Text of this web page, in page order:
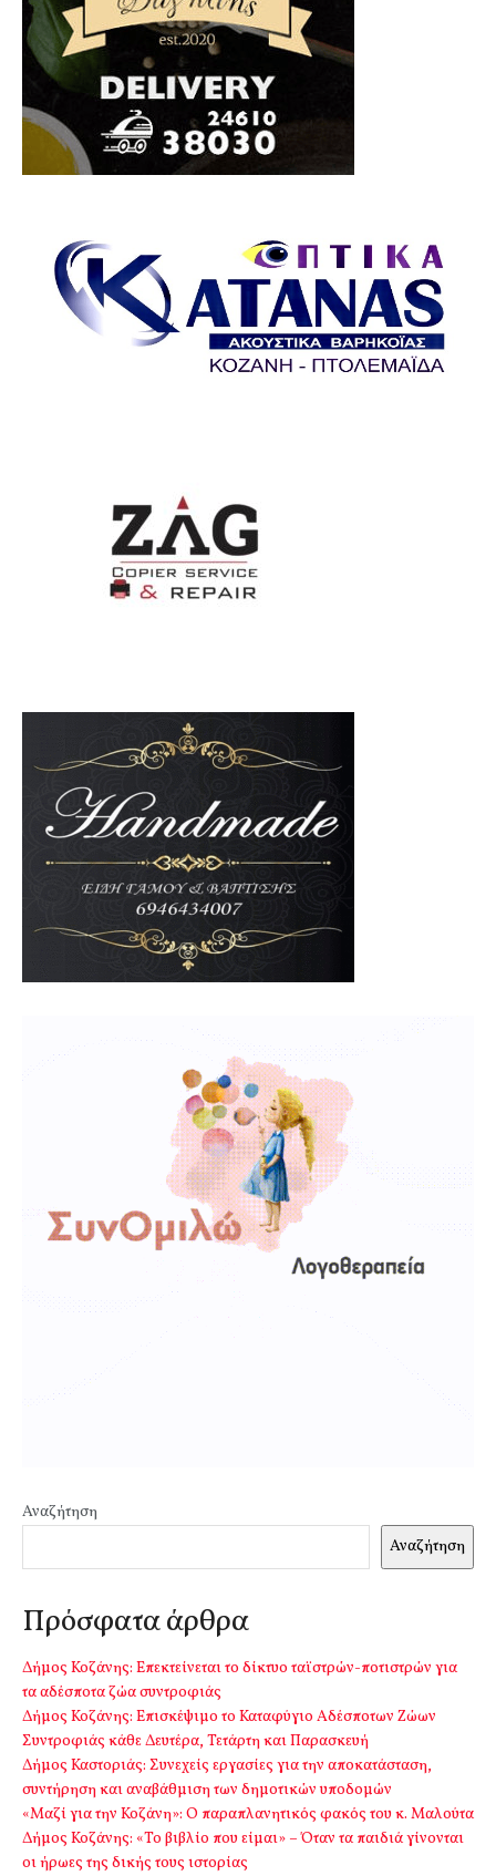
Αναζήτηση
Αναζήτηση
Πρόσφατα άρθρα
Δήμος Κοζάνης: Επεκτείνεται το δίκτυο ταϊστρών-ποτιστρών για
τα αδέσποτα ζώα συντροφιάς
Δήμος Κοζάνης: Επισκέψιμο το Καταφύγιο Αδέσποτων Ζώων
Συντροφιάς κάθε Δευτέρα, Τετάρτη και Παρασκευή
Δήμος Καστοριάς: Συνεχείς εργασίες για την αποκατάσταση,
συντήρηση και αναβάθμιση των δημοτικών υποδομών
«Μαζί για την Κοζάνη»: Ο παραπλανητικός φακός του κ. Μαλούτα
Δήμος Κοζάνης: «Το βιβλίο που είμαι» – Όταν τα παιδιά γίνονται
οι ήρωες της δικής τους ιστορίας